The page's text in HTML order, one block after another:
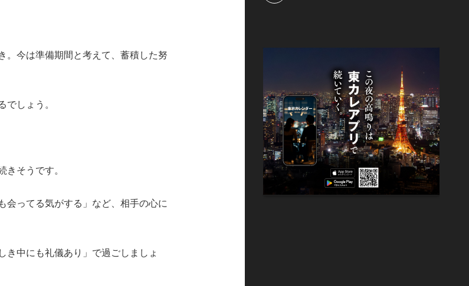
。今は準備期間と考えて、蓄積した努
しょう。
そうです。
会ってる気がする」など、相手の心に
き中にも礼儀あり」で過ごしましょ